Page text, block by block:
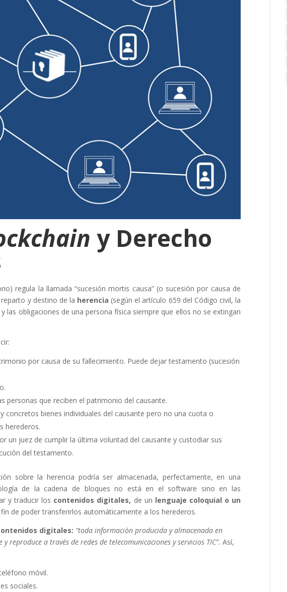
y Derecho
regula la llamada “sucesión mortis causa” (o sucesión por causa de
y destino de la herencia (según el artículo 659 del Código civil, la
las obligaciones de una persona física siempre que ellos no se extingan
por causa de su fallecimiento. Puede dejar testamento (sucesión
personas que reciben el patrimonio del causante.
concretos bienes individuales del causante pero no una cuota o
herederos.
un juez de cumplir la última voluntad del causante y custodiar sus
del testamento.
sobre la herencia podría ser almacenada, perfectamente, en una
de la cadena de bloques no está en el software sino en las
y traducir los contenidos digitales, de un lenguaje coloquial o un
de poder transferirlos automáticamente a los herederos.
digitales: “toda información producida y almacenada en
a través de redes de telecomunicaciones y servicios TIC”. Así,
móvil.
sociales.